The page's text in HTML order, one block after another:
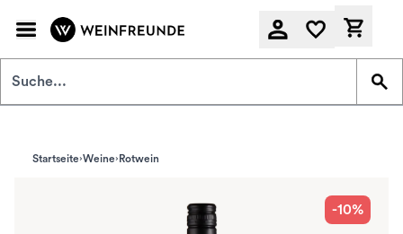
Startseite Weine Rotwein
-10%